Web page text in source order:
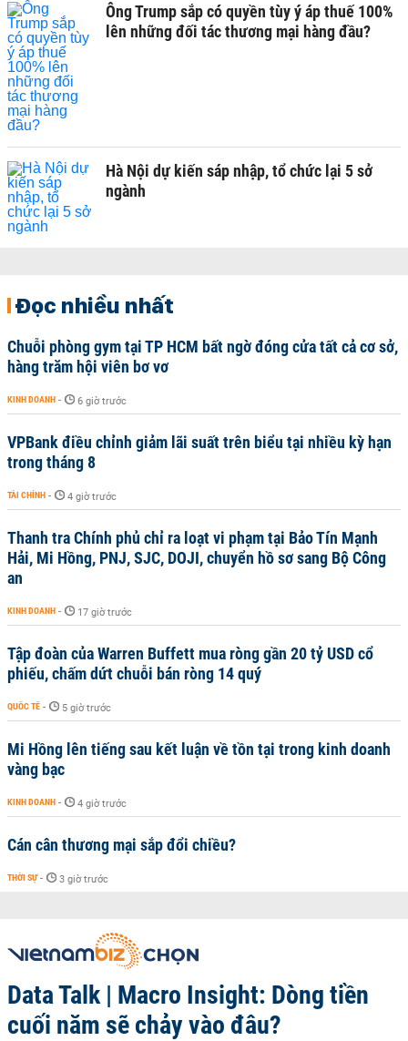
Ông Trump sắp có quyền tùy ý áp thuế 100%
lên những đối tác thương mại hàng đầu?
Hà Nội dự kiến sáp nhập, tổ chức lại 5 sở
ngành
Đọc nhiều nhất
Chuỗi phòng gym tại TP HCM bất ngờ đóng cửa tất cả cơ sở,
hàng trăm hội viên bơ vơ
KINH DOANH - 6 giờ trước
VPBank điều chỉnh giảm lãi suất trên biểu tại nhiều kỳ hạn
trong tháng 8
TÀI CHÍNH - 4 giờ trước
Thanh tra Chính phủ chỉ ra loạt vi phạm tại Bảo Tín Mạnh
Hải, Mi Hồng, PNJ, SJC, DOJI, chuyển hồ sơ sang Bộ Công
an
KINH DOANH - 17 giờ trước
Tập đoàn của Warren Buffett mua ròng gần 20 tỷ USD cổ
phiếu, chấm dứt chuỗi bán ròng 14 quý
QUỐC TẾ - 5 giờ trước
Mi Hồng lên tiếng sau kết luận về tồn tại trong kinh doanh
vàng bạc
KINH DOANH - 4 giờ trước
Cán cân thương mại sắp đổi chiều?
THỜI SỰ - 3 giờ trước
Data Talk | Macro Insight: Dòng tiền
cuối năm sẽ chảy vào đâu?